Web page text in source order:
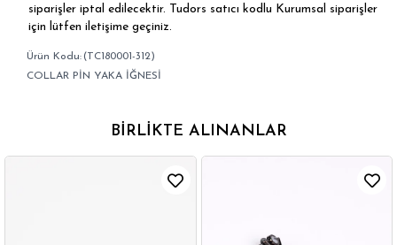
siparişler iptal edilecektir. Tudors satıcı kodlu Kurumsal siparişler
için lütfen iletişime geçiniz.
(TC180001-312)
COLLAR PİN YAKA İĞNESİ
BIRLIKTE ALINANLAR